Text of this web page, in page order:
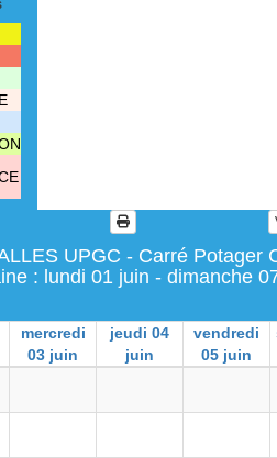
UPGC - Carré Potager
: lundi 01 juin - dimanche
mercredi
03 juin
jeudi 04
juin
vendredi
05 juin